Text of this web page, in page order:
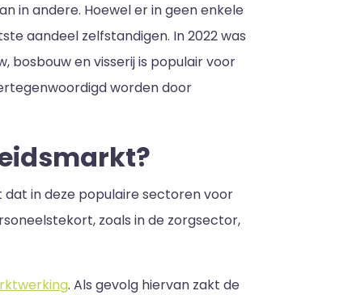
in andere. Hoewel er in geen enkele
aandeel zelfstandigen. In 2022 was
bosbouw en visserij is populair voor
worden door
in deze populaire sectoren voor
zoals in de zorgsector,
. Als gevolg hiervan zakt de